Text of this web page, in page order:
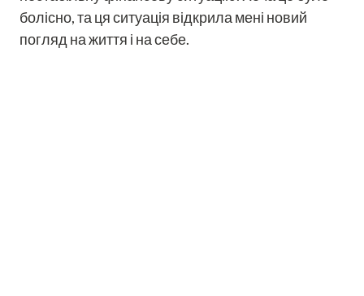
болісно, та ця ситуація відкрила мені новий
погляд на життя і на себе.